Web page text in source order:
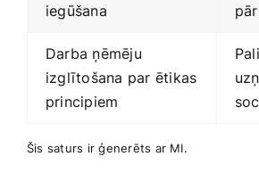
iegūšana
Darba ​ņēmēju
izglītošana par ētikas
principiem
Šis saturs ir ģenerēts ar MI.